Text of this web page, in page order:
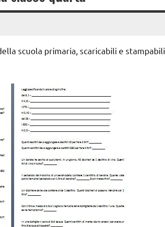
scuola primaria, scaricabili e stampabili